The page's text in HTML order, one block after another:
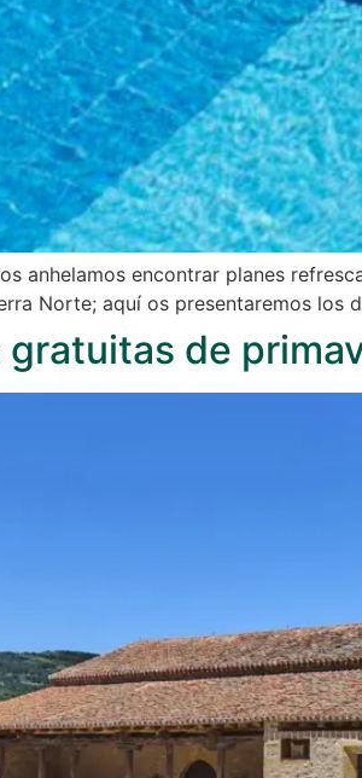
anhelamos encontrar planes
Norte; aquí os presentaremos los
gratuitas de